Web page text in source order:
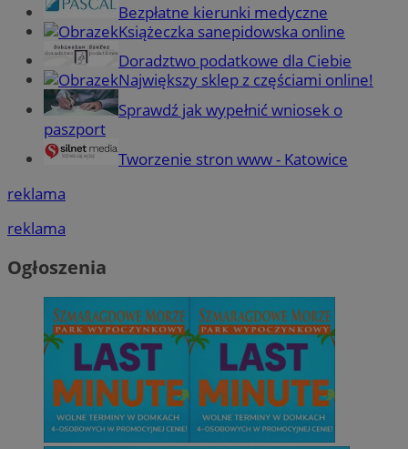
Bezpłatne kierunki medyczne
Książeczka sanepidowska online
Doradztwo podatkowe dla Ciebie
Największy sklep z częściami online!
Sprawdź jak wypełnić wniosek o
paszport
Tworzenie stron www - Katowice
reklama
reklama
Ogłoszenia